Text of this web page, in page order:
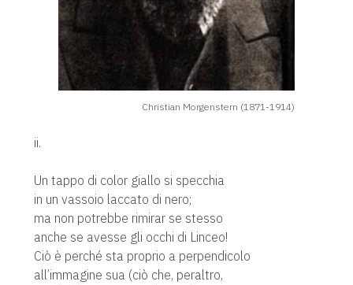
Christian Morgenstern (1871-1914)
ii.
Un tappo di color giallo si specchia
in un vassoio laccato di nero;
ma non potrebbe rimirar se stesso
anche se avesse gli occhi di Linceo!
Ciò è perché sta proprio a perpendicolo
all’immagine sua (ciò che, peraltro,